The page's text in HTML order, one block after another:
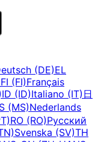
(DE)EL
FI (FI)Français
ID (ID)Italiano (IT) 日
(MS)Nederlands
RO (RO)Русский
Svenska (SV)TH